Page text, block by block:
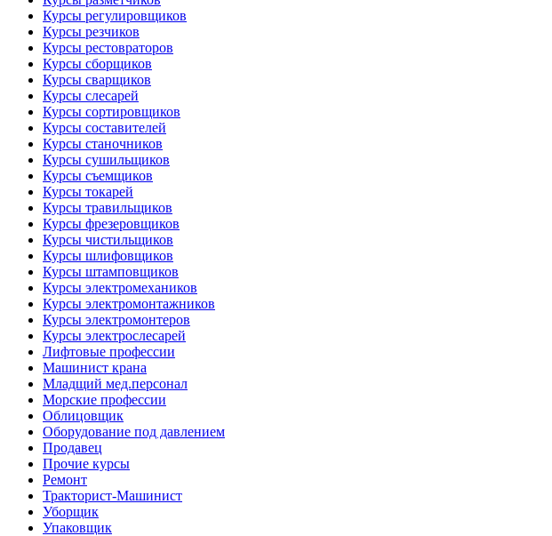
Курсы регулировщиков
Курсы резчиков
Курсы рестовраторов
Курсы сборщиков
Курсы сварщиков
Курсы слесарей
Курсы сортировщиков
Курсы составителей
Курсы станочников
Курсы сушильщиков
Курсы съемщиков
Курсы токарей
Курсы травильщиков
Курсы фрезеровщиков
Курсы чистильщиков
Курсы шлифовщиков
Курсы штамповщиков
Курсы электромехаников
Курсы электромонтажников
Курсы электромонтеров
Курсы электрослесарей
Лифтовые профессии
Машинист крана
Младщий мед.персонал
Морские профессии
Облицовщик
Оборудование под давлением
Продавец
Прочие курсы
Ремонт
Тракторист-Машинист
Уборщик
Упаковщик